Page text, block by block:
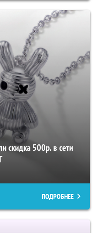
скидка 500р. в сети
ПОДРОБНЕЕ